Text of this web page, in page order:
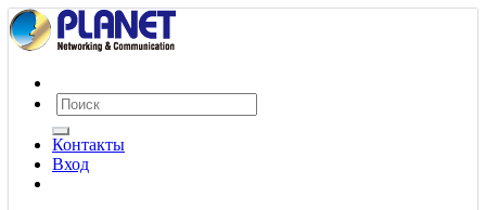
Контакты
Вход